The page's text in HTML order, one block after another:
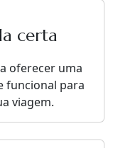
certa
oferecer uma
funcional para
viagem.